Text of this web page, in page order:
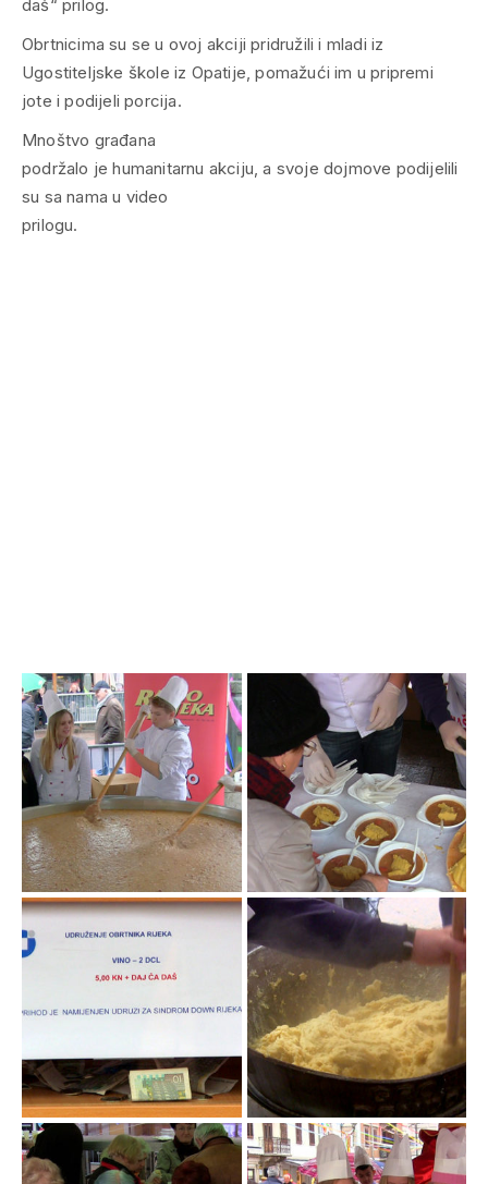
daš“ prilog.
Obrtnicima su se u ovoj akciji pridružili i mladi iz
Ugostiteljske škole iz Opatije, pomažući im u pripremi
jote i podijeli porcija.
Mnoštvo građana
podržalo je humanitarnu akciju, a svoje dojmove podijelili
su sa nama u video
prilogu.